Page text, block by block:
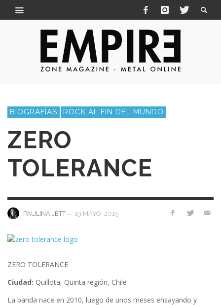
BIOGRAFÍAS ROCK AL FIN DEL MUNDO
ZERO
TOLERANCE
PAULINA JETT — 19 MAYO, 2015
ZERO TOLERANCE
Ciudad: Quillota, Quinta región, Chile
La banda nace en 2010, luego de unos meses ensayando y